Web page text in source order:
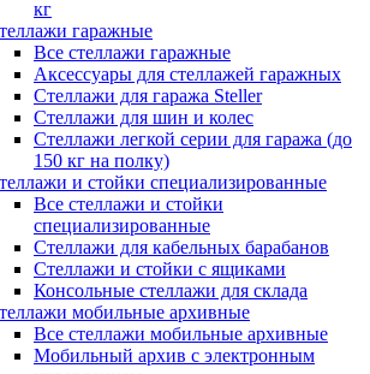
кг
гаражные
Все стеллажи гаражные
Аксессуары для стеллажей гаражных
Стеллажи для гаража Steller
Стеллажи для шин и колес
Стеллажи легкой серии для гаража (до
150 кг на полку)
и стойки специализированные
Все стеллажи и стойки
специализированные
Стеллажи для кабельных барабанов
Стеллажи и стойки с ящиками
Консольные стеллажи для склада
мобильные архивные
Все стеллажи мобильные архивные
Мобильный архив с электронным